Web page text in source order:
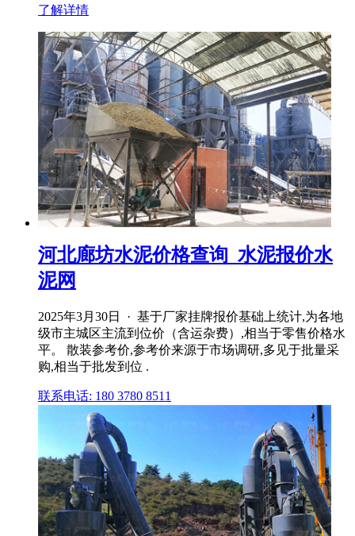
了解详情
河北廊坊水泥价格查询_水泥报价水
泥网
2025年3月30日 · 基于厂家挂牌报价基础上统计,为各地
级市主城区主流到位价（含运杂费）,相当于零售价格水
平。 散装参考价,参考价来源于市场调研,多见于批量采
购,相当于批发到位 .
联系电话: 180 3780 8511